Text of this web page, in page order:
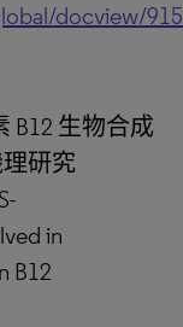
docview/
B12 生物合成
研究
in
B12